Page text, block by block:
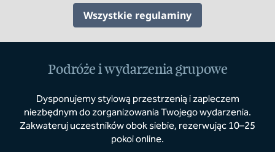
Wszystkie regulaminy
Podróże i wydarzenia grupowe
Dysponujemy stylową przestrzenią i zapleczem
niezbędnym do zorganizowania Twojego wydarzenia.
Zakwateruj uczestników obok siebie, rezerwując 10–25
pokoi online.